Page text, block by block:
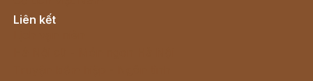
Liên kết